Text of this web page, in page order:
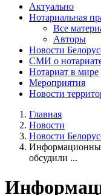
Актуально
Нотариальная
Все
Авторы
Новости
СМИ о
Нотариат в мире
Мероприятия
Новости
Главная
Новости
Новости
обсудили ...